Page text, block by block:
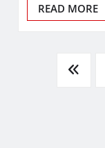
READ MORE